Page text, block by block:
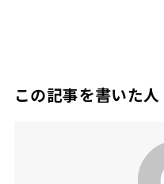
この記事を書いた人